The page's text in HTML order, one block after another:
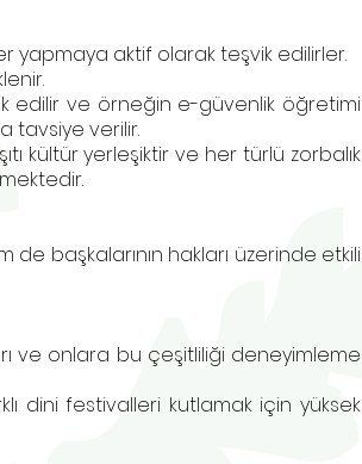
yapmaya aktif olarak teşvik edilirler.
edilir ve örneğin e-güvenlik öğretimi
tavsiye verilir.
kültür yerleşiktir ve her türlü zorbalık
başkalarının hakları üzerinde etkili
ve onlara bu çeşitliliği deneyimleme
dini festivalleri kutlamak için yüksek